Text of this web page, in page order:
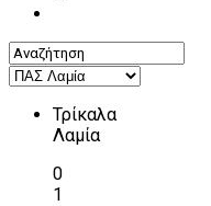
Τρίκαλα
Λαμία
0
1